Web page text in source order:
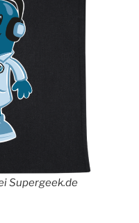
Supergeek.de